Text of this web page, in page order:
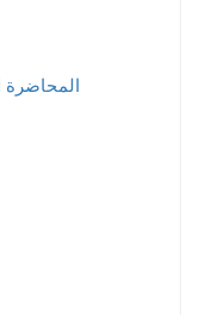
المحاضرة